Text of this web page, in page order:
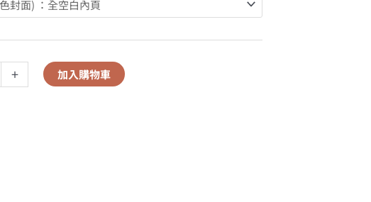
+ 加入購物車